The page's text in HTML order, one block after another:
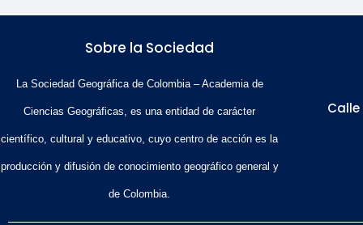
Sobre la Sociedad
La Sociedad Geográfica de Colombia – Academia de
Ciencias Geográficas, es una entidad de carácter
científico, cultural y educativo, cuyo centro de acción es la
producción y difusión de conocimiento geográfico general y
de Colombia.
Calle